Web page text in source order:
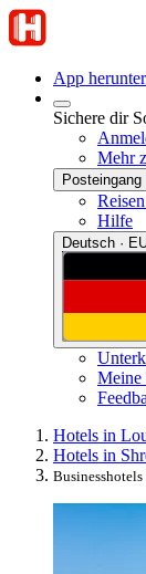
App
Sichere dir
Mehr
Posteingang
Hilfe
Deutsch ·
Meine
Hotels in
Hotels in